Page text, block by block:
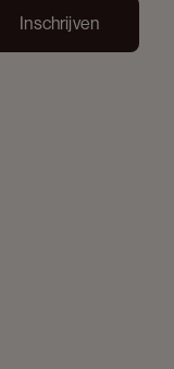
Inschrijven